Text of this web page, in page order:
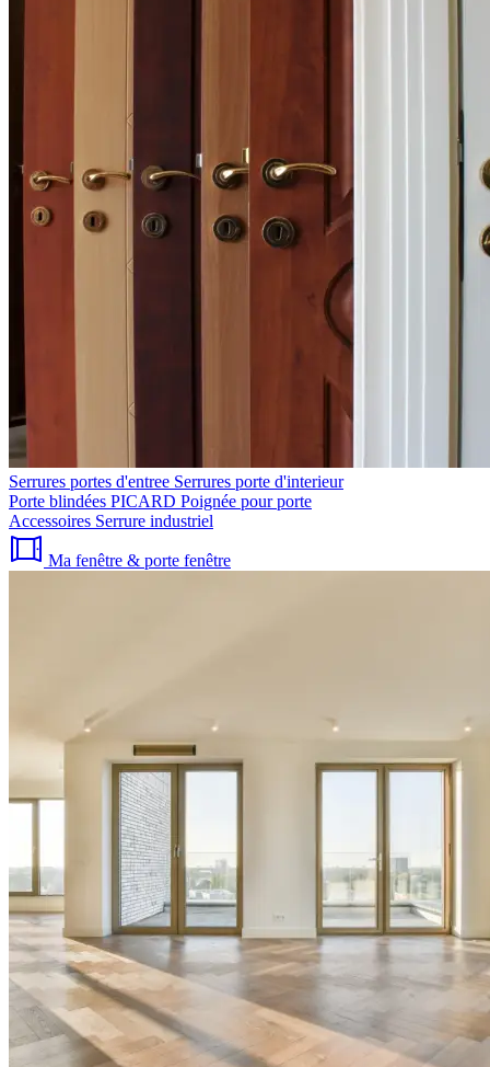
Serrures portes d'entree Serrures porte d'interieur
Porte blindées PICARD Poignée pour porte
Accessoires Serrure industriel
Ma fenêtre & porte fenêtre